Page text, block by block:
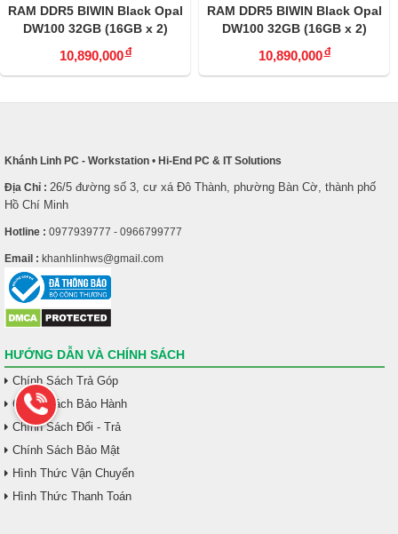
RAM DDR5 BIWIN Black Opal
DW100 32GB (16GB x 2)
6000MHz White
10,890,000đ
RAM DDR5 BIWIN Black Opal
DW100 32GB (16GB x 2)
6000MHz CL36
BXL53260DW1-D36DB
10,890,000đ
Khánh Linh PC - Workstation • Hi-End PC & IT Solutions
Địa Chỉ : 26/5 đường số 3, cư xá Đô Thành, phường Bàn Cờ, thành phố
Hồ Chí Minh
Hotline : 0977939777 - 0966799777
Email : khanhlinhws@gmail.com
HƯỚNG DẪN VÀ CHÍNH SÁCH
Chính Sách Trả Góp
Chính Sách Bảo Hành
Chính Sách Đổi - Trả
Chính Sách Bảo Mật
Hình Thức Vận Chuyển
Hình Thức Thanh Toán